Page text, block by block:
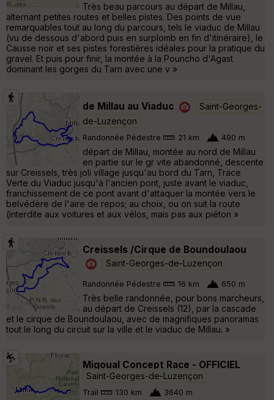
Très beau parcours au départ de Millau,
alternant petites routes et belles pistes. Des points de vue
remarquables tout au long du parcours, tels le viaduc de Millau
(vu de dessous d'abord puis en surplomb en fin d'itinéraire), le
Causse noir et ses pistes forestières idéales pour la pratique du
gravel. Et puis pour finir, la montée à la Pouncho d'Agast
dominant les gorges du Tarn avec une v »
de Millau au Viaduc
Saint-Georges-
de-Luzençon
Randonnée Pédestre 21 km 490 m
départ de Millau, montée au nord de Millau
en partie sur le gr vite abandonné, descente
sur Creissels, très joli village jusqu'au bord du Tarn, Trace
Verte du Viaduc jusqu'à l'ancien pont, juste avant le viaduc,
franchissement de ce pont avant d'attaquer la montée vers le
belvédère de l'aire de repos; au choix, ou on suit la route
(interdite aux voitures et aux vélos, mais pas aux piéton »
Creissels /Cirque de Boundoulaou
Saint-Georges-de-Luzençon
Randonnée Pédestre 16 km 650 m
Très belle randonnée, pour bons marcheurs,
au départ de Creissels (12), par la cascade
et le cirque de Boundoulaou, avec de magnifiques panoramas
tout le long du circuit sur la ville et le viaduc de Millau. »
Migoual Concept Race - OFFICIEL
Saint-Georges-de-Luzençon
Trail 130 km 3640 m